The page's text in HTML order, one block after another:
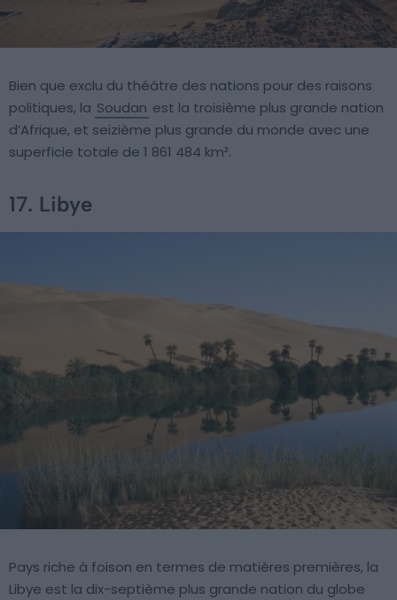
Bien que exclu du théâtre des nations pour des raisons
politiques, la Soudan est la troisième plus grande nation
d’Afrique, et seizième plus grande du monde avec une
superficie totale de 1 861 484 km².
17. Libye
Pays riche à foison en termes de matières premières, la
Libye est la dix-septième plus grande nation du globe